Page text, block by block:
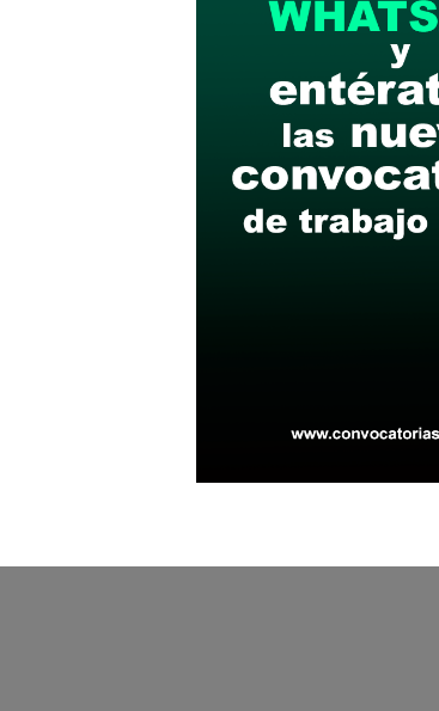
Jueves, 07 de
Documentación
Recomendaciones para postular
Descarga y revisa a detalle las bases
Antes de postular, verifica si cumples
Prepara tu documentación y
Revisar el cronograma para conocer